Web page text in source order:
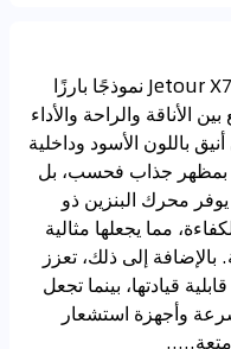
تعد سيارة Jetour X70 1.5L Luxury AT 2023 نموذجًا بارزًا
الأناقة والراحة والأداء
باللون الأسود وداخلية
بمظهر جذاب فحسب، بل
محرك البنزين ذو
مما يجعلها مثالية
بالإضافة إلى ذلك، تعزز
قيادتها، بينما تجعل
وأجهزة استشعار